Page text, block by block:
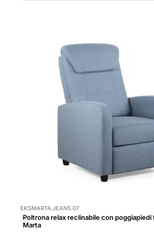
EKSMARTA.JEANS.07
Poltrona relax reclinabile con
Marta